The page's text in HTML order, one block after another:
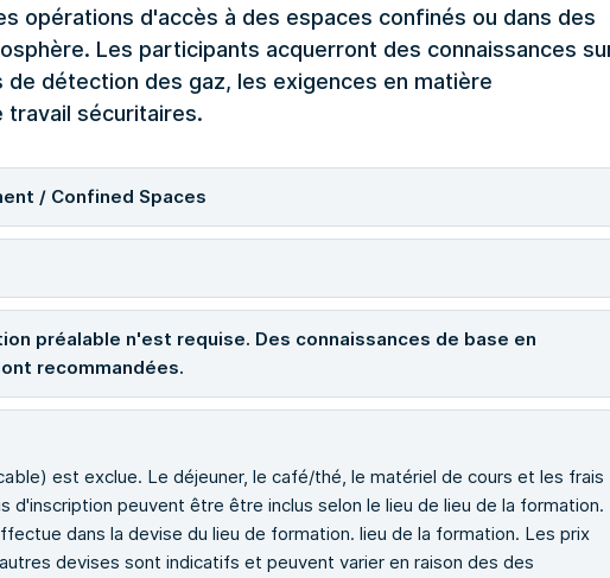
opérations d'accès à des espaces confinés ou dans des
Les participants acquerront des connaissances
détection des gaz, les exigences en matière
travail sécuritaires.
/ Confined Spaces
préalable n'est requise. Des connaissances de base en
recommandées.
est exclue. Le déjeuner, le café/thé, le matériel de cours et les frais
d'inscription peuvent être être inclus selon le lieu de lieu de la formation.
dans la devise du lieu de formation. lieu de la formation. Les prix
devises sont indicatifs et peuvent varier en raison des des